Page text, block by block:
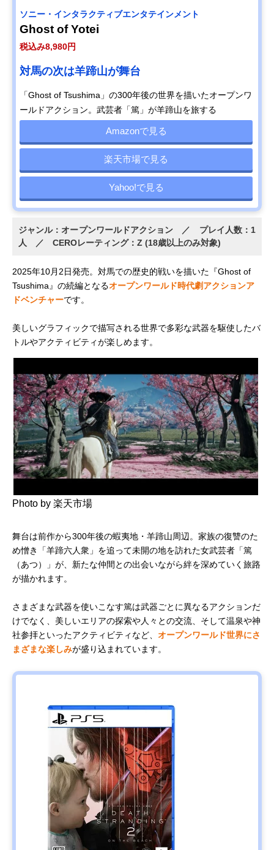
ソニー・インタラクティブエンタテインメント
Ghost of Yotei
税込み8,980円
対馬の次は羊蹄山が舞台
「Ghost of Tsushima」の300年後の世界を描いたオープンワ
ールドアクション。武芸者「篤」が羊蹄山を旅する
Amazonで見る
楽天市場で見る
Yahoo!で見る
ジャンル：オープンワールドアクション ／ プレイ人数：1
人 ／ CEROレーティング：Z (18歳以上のみ対象)
2025年10月2日発売。対馬での歴史的戦いを描いた『Ghost of
Tsushima』の続編となるオープンワールド時代劇アクションア
ドベンチャーです。
美しいグラフィックで描写される世界で多彩な武器を駆使したバ
トルやアクティビティが楽しめます。
Photo by 楽天市場
舞台は前作から300年後の蝦夷地・羊蹄山周辺。家族の復讐のた
め憎き「羊蹄六人衆」を追って未開の地を訪れた女武芸者「篤
（あつ）」が、新たな仲間との出会いながら絆を深めていく旅路
が描かれます。
さまざまな武器を使いこなす篤は武器ごとに異なるアクションだ
けでなく、美しいエリアの探索や人々との交流、そして温泉や神
社参拝といったアクティビティなど、 オープンワールド世界にさ
まざまな楽しみが盛り込まれています。